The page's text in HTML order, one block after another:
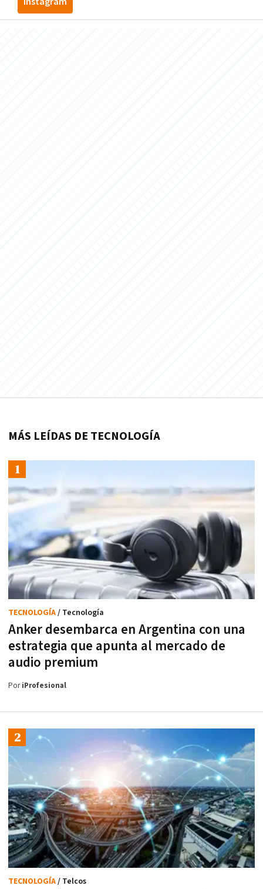
MÁS LEÍDAS DE TECNOLOGÍA
Anker desembarca en Argentina con una
estrategia que apunta al mercado de
audio premium
TECNOLOGÍA/ Tecnología
PoriProfesional
TECNOLOGÍA/ Telcos